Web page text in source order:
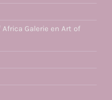
Galerie en Art of